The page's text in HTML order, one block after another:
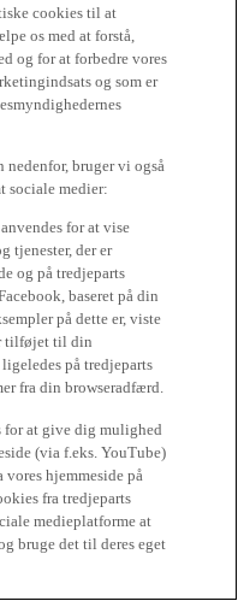
cookies til at
os med at forstå,
og for at forbedre vores
og som er
bruger vi også
sociale medier:
for at vise
tjenester, der er
og på tredjeparts
baseret på din
på dette er, viste
tilføjet til din
på tredjeparts
fra din browseradfærd.
for at give dig mulighed
(via f.eks. YouTube)
hjemmeside på
fra tredjeparts
medieplatforme at
bruge det til deres eget